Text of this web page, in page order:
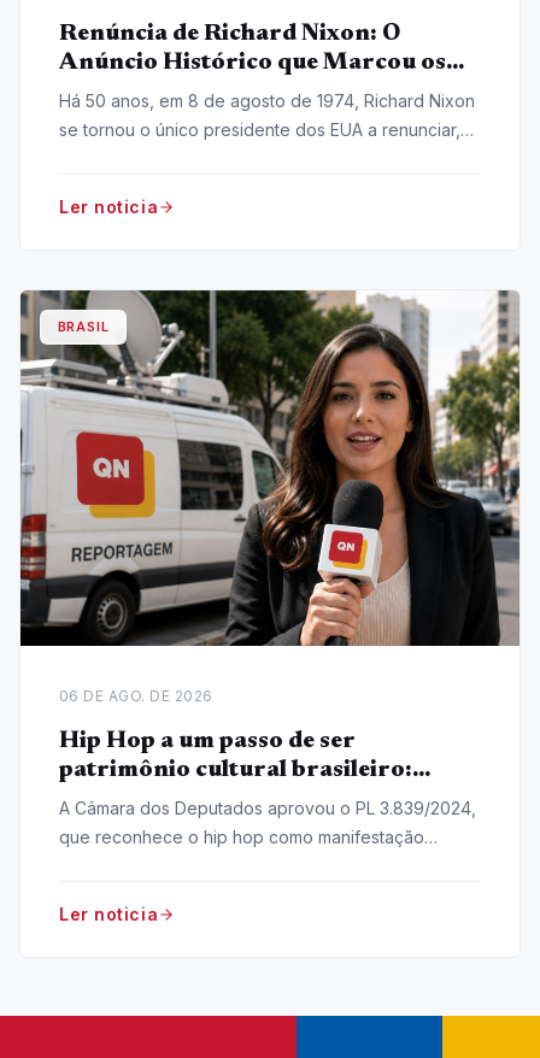
Renúncia de Richard Nixon: O
Anúncio Histórico que Marcou os
EUA
Há 50 anos, em 8 de agosto de 1974, Richard Nixon
se tornou o único presidente dos EUA a renunciar,
Ler noticia
BRASIL
06 DE AGO. DE 2026
Hip Hop a um passo de ser
patrimônio cultural brasileiro:
Entenda o Projeto de Lei
A Câmara dos Deputados aprovou o PL 3.839/2024,
que reconhece o hip hop como manifestação
Ler noticia